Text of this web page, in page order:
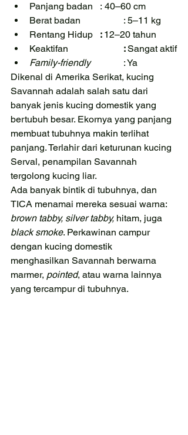
Panjang badan	: 40–60 cm
Berat badan		: 5–11 kg
: 12–20 tahun
: Sangat aktif
Family-friendly
		: Ya
Dikenal di Amerika Serikat, kucing
Savannah adalah salah satu dari
banyak jenis kucing domestik yang
bertubuh besar. Ekornya yang panjang
membuat tubuhnya makin terlihat
panjang. Terlahir dari keturunan kucing
Serval, penampilan Savannah
tergolong kucing liar.
Ada banyak bintik di tubuhnya, dan
TICA menamai mereka sesuai warna:
brown tabby, silver tabby, hitam, juga
black smoke. Perkawinan campur
dengan kucing domestik
menghasilkan Savannah berwarna
marmer, pointed, atau warna lainnya
yang tercampur di tubuhnya.